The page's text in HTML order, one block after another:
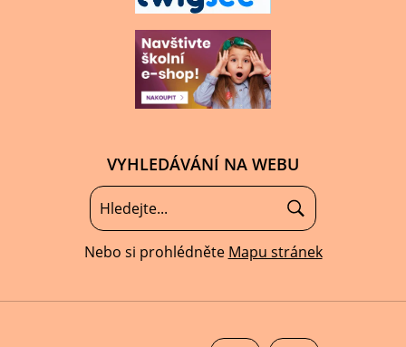
VYHLEDÁVÁNÍ NA WEBU
Nebo si prohlédněte Mapu stránek